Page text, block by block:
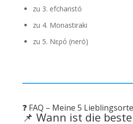
zu 3. efcharistó
zu 4. Monastiraki
zu 5. Νερό (neró)
❓ FAQ – Meine 5
📌 Wann ist die